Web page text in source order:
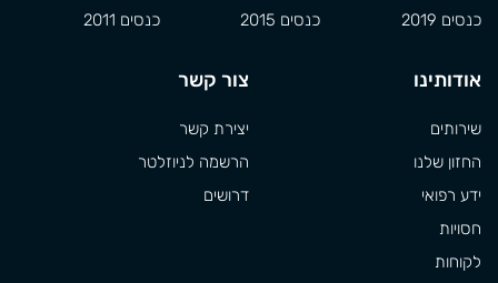
כנסים 2019
כנסים 2015
כנסים 2011
אודותינו
שירותים
החזון שלנו
ידע רפואי
חסויות
לקוחות
צור קשר
יצירת קשר
הרשמה לניוזלטר
דרושים